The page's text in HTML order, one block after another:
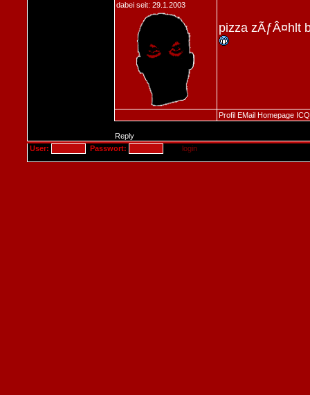
dabei seit: 29.1.2003
pizza zÃƒÂ¤hlt
Profil EMail Homepage ICQ
Reply
User:
Passwort: